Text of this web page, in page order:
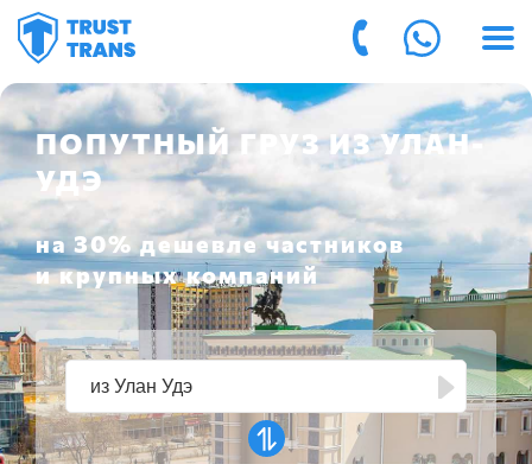
ПОПУТНЫЙ ГРУЗ ИЗ УЛАН-
УДЭ
на 30% дешевле частников
и крупных компаний